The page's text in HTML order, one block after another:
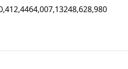
48,628,980
4,007,132